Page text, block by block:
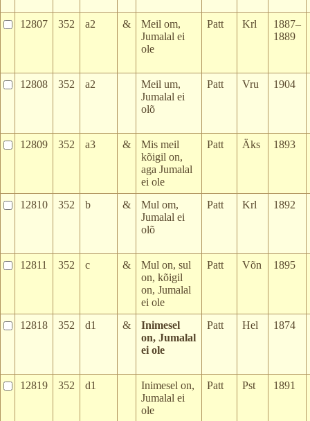
12807 352 a2 &
Meil om,
Jumalal ei
ole
Patt Krl
1887–
1889
12808 352 a2
Meil um,
Jumalal ei
olõ
Patt Vru 1904
12809 352 a3 &
Mis meil
kõigil on,
aga Jumalal
ei ole
Patt Äks 1893
12810 352 b &
Mul om,
Jumalal ei
olõ
Patt Krl 1892
12811 352 c &
Mul on, sul
on, kõigil
on, Jumalal
ei ole
Patt Võn 1895
12818 352 d1 &
Inimesel
on, Jumalal
ei ole
Patt Hel 1874
12819 352 d1
Inimesel on,
Jumalal ei
ole
Patt Pst 1891